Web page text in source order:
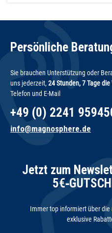
Persönliche
Sie brauchen Unterstützung oder
uns jederzeit, 24 Stunden, 7 Tage
Telefon und E-Mail
+49 (0) 2241
info@magnosphere.de
Jetzt zum
Immer top informiert über
exklusive